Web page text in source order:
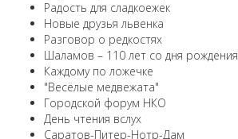
Радость для сладкоежек
Новые друзья львенка
Разговор о редкостях
Шаламов – 110 лет со дня рождения
Каждому по ложечке
"Весёлые медвежата"
Городской форум НКО
День чтения вслух
Саратов-Питер-Нотр-Дам